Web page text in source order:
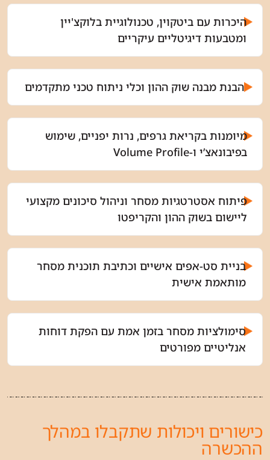
היכרות עם ביטקוין, טכנולוגיית בלוקצ'יין
ומטבעות דיגיטליים עיקריים
הבנת מבנה שוק ההון וכלי ניתוח טכני מתקדמים
מיומנות בקריאת גרפים, נרות יפניים, שימוש
בפיבונאצ’י ו-Volume Profile
פיתוח אסטרטגיות מסחר וניהול סיכונים מקצועי
ליישום בשוק ההון והקריפטו
בניית סט-אפים אישיים וכתיבת תוכנית מסחר
מותאמת אישית
סימולציות מסחר בזמן אמת עם הפקת דוחות
אנליטיים מפורטים
כישורים ויכולות שתקבלו במהלך
ההכשרה